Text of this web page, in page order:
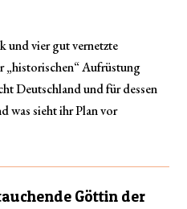
und vier gut vernetzte
„historischen“ Aufrüstung
Deutschland und für dessen
was sieht ihr Plan vor
Göttin der